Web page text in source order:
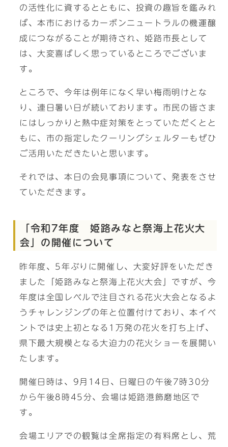
の活性化に資するとともに、投資の趣旨を鑑みれ
ば、本市におけるカーボンニュートラルの機運醸
成につながることが期待され、姫路市長として
は、大変喜ばしく思っているところでございま
す。
ところで、今年は例年になく早い梅雨明けとな
り、連日暑い日が続いております。市民の皆さま
にはしっかりと熱中症対策をとっていただくとと
もに、市の指定したクーリングシェルターもぜひ
ご活用いただきたいと思います。
それでは、本日の会見事項について、発表をさせ
ていただきます。
「令和7年度 姫路みなと祭海上花火大
会」の開催について
昨年度、5年ぶりに開催し、大変好評をいただき
ました「姫路みなと祭海上花火大会」ですが、今
年度は全国レベルで注目される花火大会となるよ
うチャレンジングの年と位置付けており、本イベ
ントでは史上初となる1万発の花火を打ち上げ、
県下最大規模となる大迫力の花火ショーを展開い
たします。
開催日時は、9月14日、日曜日の午後7時30分
から午後8時45分、会場は姫路港飾磨地区で
す。
会場エリアでの観覧は全席指定の有料席とし、荒